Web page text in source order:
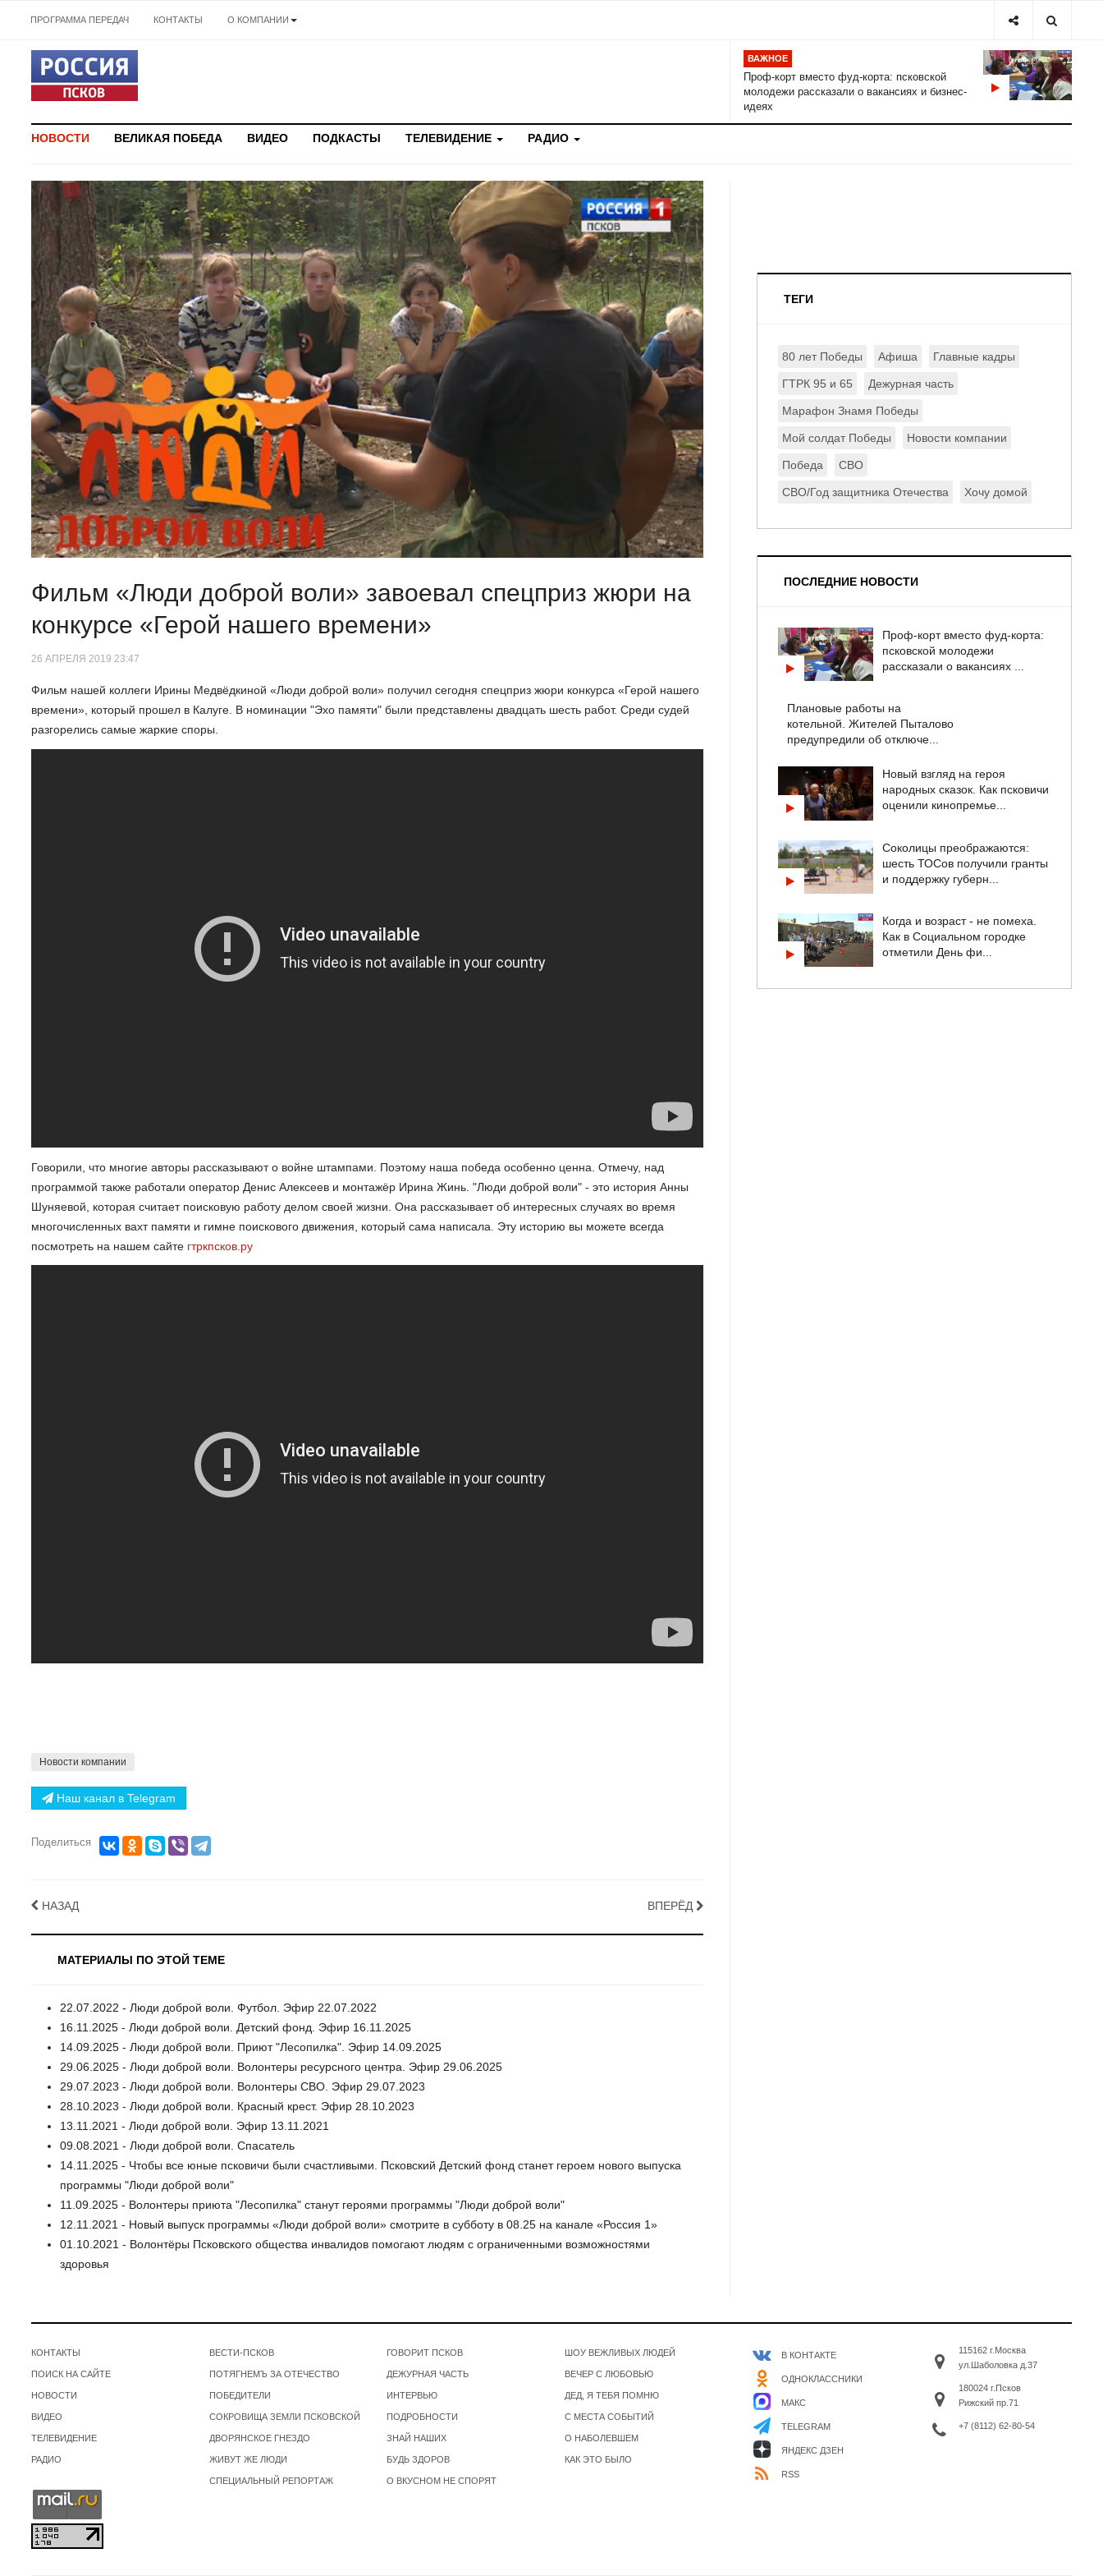
ПРОГРАММА ПЕРЕДАЧ КОНТАКТЫ О КОМПАНИИ
ВАЖНОЕ
Проф-корт вместо фуд-корта: псковской
молодежи рассказали о вакансиях и бизнес-
идеях
НОВОСТИ ВЕЛИКАЯ ПОБЕДА ВИДЕО ПОДКАСТЫ ТЕЛЕВИДЕНИЕ РАДИО
Фильм «Люди доброй воли» завоевал спецприз жюри на
конкурсе «Герой нашего времени»
26 АПРЕЛЯ 2019 23:47
Фильм нашей коллеги Ирины Медвёдкиной «Люди доброй воли» получил сегодня спецприз жюри конкурса «Герой нашего
времени», который прошел в Калуге. В номинации "Эхо памяти" были представлены двадцать шесть работ. Среди судей
разгорелись самые жаркие споры.
Говорили, что многие авторы рассказывают о войне штампами. Поэтому наша победа особенно ценна. Отмечу, над
программой также работали оператор Денис Алексеев и монтажёр Ирина Жинь. "Люди доброй воли" - это история Анны
Шуняевой, которая считает поисковую работу делом своей жизни. Она рассказывает об интересных случаях во время
многочисленных вахт памяти и гимне поискового движения, который сама написала. Эту историю вы можете всегда
посмотреть на нашем сайте гтркпсков.ру
Новости компании
Наш канал в Telegram
Поделиться
НАЗАД ВПЕРЁД
МАТЕРИАЛЫ ПО ЭТОЙ ТЕМЕ
22.07.2022 - Люди доброй воли. Футбол. Эфир 22.07.2022
16.11.2025 - Люди доброй воли. Детский фонд. Эфир 16.11.2025
14.09.2025 - Люди доброй воли. Приют "Лесопилка". Эфир 14.09.2025
29.06.2025 - Люди доброй воли. Волонтеры ресурсного центра. Эфир 29.06.2025
29.07.2023 - Люди доброй воли. Волонтеры СВО. Эфир 29.07.2023
28.10.2023 - Люди доброй воли. Красный крест. Эфир 28.10.2023
13.11.2021 - Люди доброй воли. Эфир 13.11.2021
09.08.2021 - Люди доброй воли. Спасатель
14.11.2025 - Чтобы все юные псковичи были счастливыми. Псковский Детский фонд станет героем нового выпуска
программы "Люди доброй воли"
11.09.2025 - Волонтеры приюта "Лесопилка" станут героями программы "Люди доброй воли"
12.11.2021 - Новый выпуск программы «Люди доброй воли» смотрите в субботу в 08.25 на канале «Россия 1»
01.10.2021 - Волонтёры Псковского общества инвалидов помогают людям с ограниченными возможностями
здоровья
ТЕГИ
80 лет Победы Афиша Главные кадры
ГТРК 95 и 65 Дежурная часть
Марафон Знамя Победы
Мой солдат Победы Новости компании
Победа СВО
СВО/Год защитника Отечества Хочу домой
ПОСЛЕДНИЕ НОВОСТИ
Проф-корт вместо фуд-корта:
псковской молодежи
рассказали о вакансиях ...
Плановые работы на
котельной. Жителей Пыталово
предупредили об отключе...
Новый взгляд на героя
народных сказок. Как псковичи
оценили кинопремье...
Соколицы преображаются:
шесть ТОСов получили гранты
и поддержку губерн...
Когда и возраст - не помеха.
Как в Социальном городке
отметили День фи...
КОНТАКТЫ
ПОИСК НА САЙТЕ
НОВОСТИ
ВИДЕО
ТЕЛЕВИДЕНИЕ
РАДИО
ВЕСТИ-ПСКОВ
ПОТЯГНЕМЪ ЗА ОТЕЧЕСТВО
ПОБЕДИТЕЛИ
СОКРОВИЩА ЗЕМЛИ ПСКОВСКОЙ
ДВОРЯНСКОЕ ГНЕЗДО
ЖИВУТ ЖЕ ЛЮДИ
СПЕЦИАЛЬНЫЙ РЕПОРТАЖ
ГОВОРИТ ПСКОВ
ДЕЖУРНАЯ ЧАСТЬ
ИНТЕРВЬЮ
ПОДРОБНОСТИ
ЗНАЙ НАШИХ
БУДЬ ЗДОРОВ
О ВКУСНОМ НЕ СПОРЯТ
ШОУ ВЕЖЛИВЫХ ЛЮДЕЙ
ВЕЧЕР С ЛЮБОВЬЮ
ДЕД, Я ТЕБЯ ПОМНЮ
С МЕСТА СОБЫТИЙ
О НАБОЛЕВШЕМ
КАК ЭТО БЫЛО
В КОНТАКТЕ
ОДНОКЛАССНИКИ
МАКС
TELEGRAM
ЯНДЕКС ДЗЕН
RSS
115162 г.Москва
ул.Шаболовка д.37
180024 г.Псков
Рижский пр.71
+7 (8112) 62-80-54